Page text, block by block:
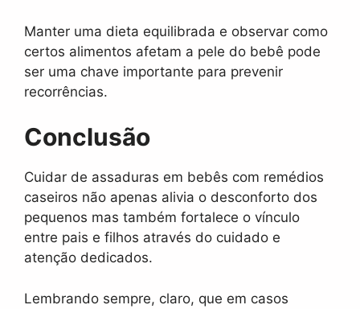
Manter uma dieta equilibrada e observar como
certos alimentos afetam a pele do bebê pode
ser uma chave importante para prevenir
recorrências.
Conclusão
Cuidar de assaduras em bebês com remédios
caseiros não apenas alivia o desconforto dos
pequenos mas também fortalece o vínculo
entre pais e filhos através do cuidado e
atenção dedicados.
Lembrando sempre, claro, que em casos